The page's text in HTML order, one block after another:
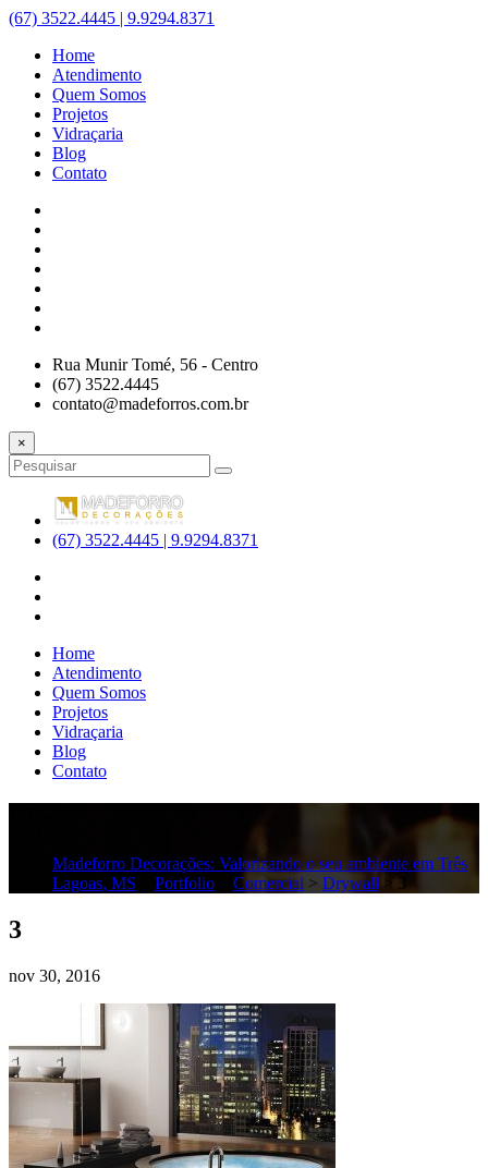
(67) 3522.4445 | 9.9294.8371
Home
Atendimento
Quem Somos
Projetos
Vidraçaria
Blog
Contato
Rua Munir Tomé, 56 - Centro
(67) 3522.4445
contato@madeforros.com.br
×
(67) 3522.4445 | 9.9294.8371
Home
Atendimento
Quem Somos
Projetos
Vidraçaria
Blog
Contato
Madeforro Decorações: Valorizando o seu ambiente em Três
Lagoas, MS
Portfolio Comercial > Drywall > 3
3
nov 30, 2016